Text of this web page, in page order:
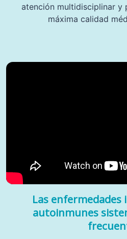
atención multidisciplinar y
máxima calidad
Las
autoinmunes